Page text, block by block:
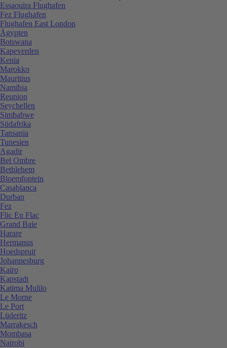
Essaouira Flughafen
Fez Flughafen
Flughafen East London
Ägypten
Botswana
Kapeverden
Kenia
Marokko
Mauritius
Namibia
Reunion
Seychellen
Simbabwe
Südafrika
Tansania
Tunesien
Agadir
Bel Ombre
Bethlehem
Bloemfontein
Casablanca
Durban
Fez
Flic En Flac
Grand Baie
Harare
Hermanus
Hoedspruit
Johannesburg
Kairo
Kapstadt
Katima Mulilo
Le Morne
Le Port
Lüderitz
Marrakesch
Mombasa
Nairobi